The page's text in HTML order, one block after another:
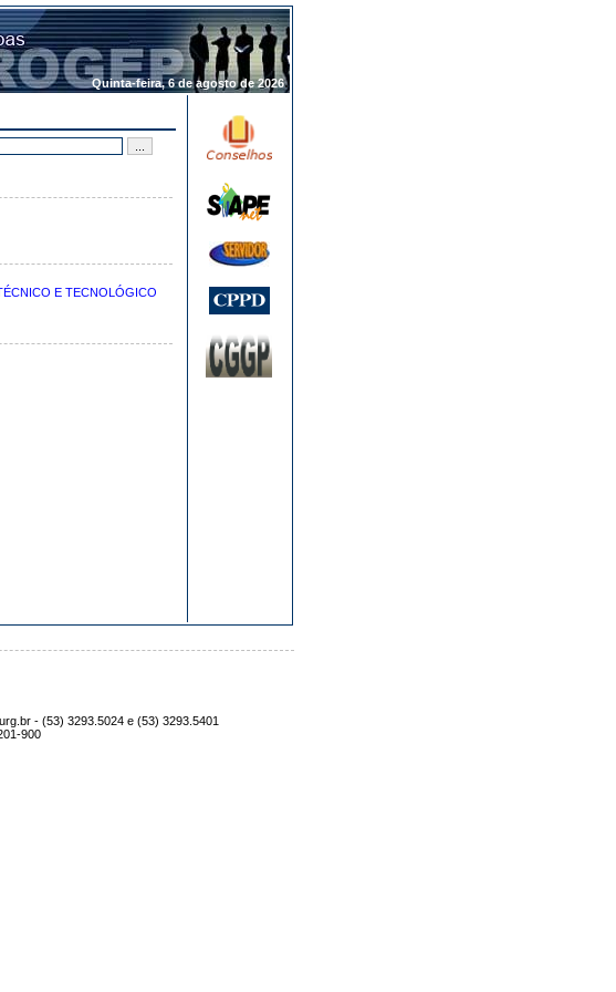
Quinta-feira, 6 de agosto de 2026.
E TECNOLÓGICO
- (53) 3293.5024 e (53) 3293.5401
900